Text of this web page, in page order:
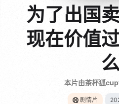
为了出国
现在价值
么
本片由茶杯狐
剧情片